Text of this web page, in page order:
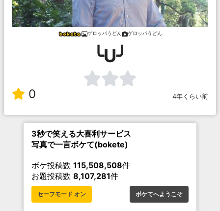
ゲロッパうどん ゲロッパうどん
╰U╯
0 4年くらい前
3秒で笑える大喜利サービス
写真で一言ボケて(bokete)
ボケ投稿数 115,508,508件
お題投稿数 8,107,281件
セーフモード オン ボケてへようこそ